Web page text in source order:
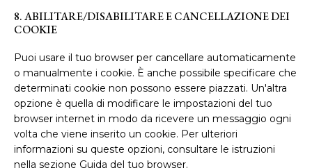
8. ABILITARE/DISABILITARE E CANCELLAZIONE DEI
COOKIE
Puoi usare il tuo browser per cancellare automaticamente
o manualmente i cookie. È anche possibile specificare che
determinati cookie non possono essere piazzati. Un'altra
opzione è quella di modificare le impostazioni del tuo
browser internet in modo da ricevere un messaggio ogni
volta che viene inserito un cookie. Per ulteriori
informazioni su queste opzioni, consultare le istruzioni
nella sezione Guida del tuo browser.